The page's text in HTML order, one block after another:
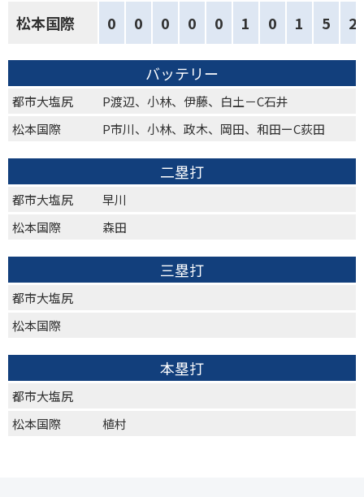
松本国際 0 0 0 0 0 1 0 1 5
バッテリー
都市大塩尻
P渡辺、小林、伊藤、白土－C石井
松本国際
P市川、小林、政木、岡田、和田ーC荻田
二塁打
都市大塩尻
早川
松本国際
森田
三塁打
都市大塩尻
松本国際
本塁打
都市大塩尻
松本国際
植村